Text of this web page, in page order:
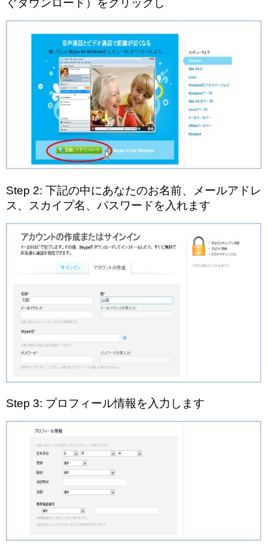
Step 2: 下記の中にあなたのお名前、メールアドレ
ス、スカイプ名、パスワードを入れます
Step 3: プロフィール情報を入力します